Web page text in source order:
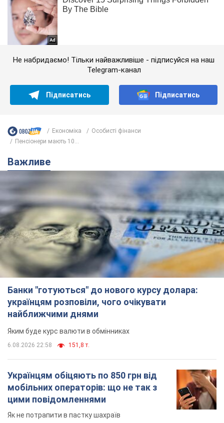
Не набридаємо! Тільки найважливіше - підписуйся на наш
Telegram-канал
Підписатись Підписатись
Економіка
Особисті фінанси
Пенсіонери мають 10...
Важливе
Банки "готуються" до нового курсу долара:
українцям розповіли, чого очікувати
найближчими днями
Яким буде курс валюти в обмінниках
6.08.2026 22:58 151,8 т.
Українцям обіцяють по 850 грн від
мобільних операторів: що не так з
цими повідомленнями
Як не потрапити в пастку шахраїв